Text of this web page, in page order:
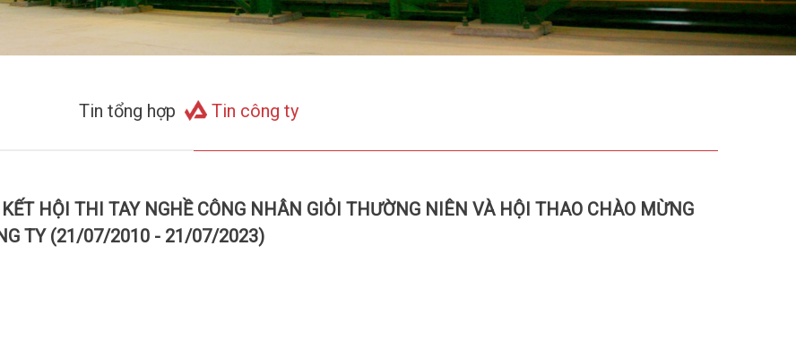
Tin tổng hợp Tin công ty
HỘI THI TAY NGHỀ CÔNG NHÂN GIỎI THƯỜNG NIÊN VÀ HỘI THAO CHÀO MỪNG
TY (21/07/2010 - 21/07/2023)